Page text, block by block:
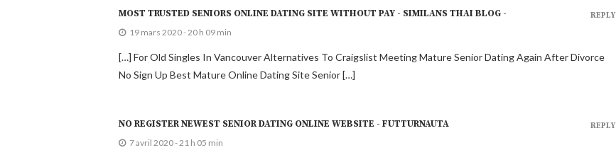
MOST TRUSTED SENIORS ONLINE DATING SITE WITHOUT PAY - SIMILANS THAI BLOG -
19 mars 2020 - 20 h 09 min
[…] For Old Singles In Vancouver Alternatives To Craigslist Meeting Mature Senior Dating Again After Divorce
No Sign Up Best Mature Online Dating Site Senior […]
REPLY
NO REGISTER NEWEST SENIOR DATING ONLINE WEBSITE - FUTTURNAUTA
7 avril 2020 - 21 h 05 min
REPLY